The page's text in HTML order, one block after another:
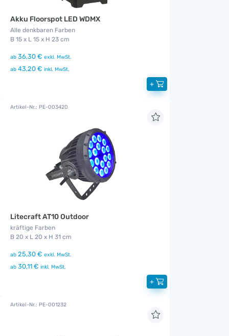
Akku Floorspot LED WDMX
Alle denkbaren Farben
B 15 x L 15 x H 23 cm
ab 36,30 € exkl. MwSt.
ab 43,20 € inkl. MwSt.
+
Artikel-Nr.: PE-003420
Litecraft AT10 Outdoor
kräftige Farben
B 20 x L 20 x H 31 cm
ab 25,30 € exkl. MwSt.
ab 30,11 € inkl. MwSt.
+
Artikel-Nr.: PE-001232